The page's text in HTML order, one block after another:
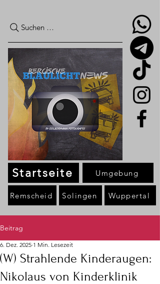
Suchen …
Startseite
Remscheid Solingen Wuppertal
Umgebung
Beitrag
(W) Strahlende Kinderaugen:
Nikolaus von Kinderklinik
6. Dez. 2025 1 Min. Lesezeit